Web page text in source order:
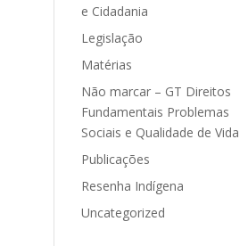
e Cidadania
Legislação
Matérias
Não marcar – GT Direitos
Fundamentais Problemas
Sociais e Qualidade de Vida
Publicações
Resenha Indígena
Uncategorized